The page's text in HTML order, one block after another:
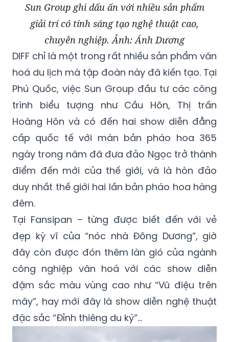
Sun Group ghi dấu ấn với nhiều sản phẩm
giải trí có tính sáng tạo nghệ thuật cao,
chuyên nghiệp. Ảnh: Ánh Dương
DIFF chỉ là một trong rất nhiều sản phẩm văn
hoá du lịch mà tập đoàn này đã kiến tạo. Tại
Phú Quốc, việc Sun Group đầu tư các công
trình biểu tượng như Cầu Hôn, Thị trấn
Hoàng Hôn và có đến hai show diễn đẳng
cấp quốc tế với màn bắn pháo hoa 365
ngày trong năm đã đưa đảo Ngọc trở thành
điểm đến mới của thế giới, và là hòn đảo
duy nhất thế giới hai lần bắn pháo hoa hàng
đêm.
Tại Fansipan – từng được biết đến với vẻ
đẹp kỳ vĩ của “nóc nhà Đông Dương”, giờ
đây còn được đón thêm làn gió của ngành
công nghiệp văn hoá với các show diễn
đậm sắc màu vùng cao như “Vũ điệu trên
mây”, hay mới đây là show diễn nghệ thuật
đặc sắc “Đỉnh thiêng du ký”…